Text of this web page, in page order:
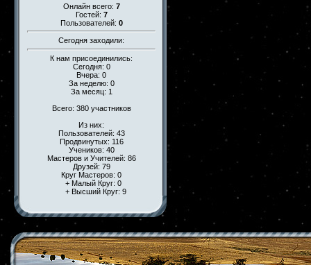
Онлайн всего: 7
Гостей: 7
Пользователей: 0
Сегодня заходили:
К нам присоединились:
Сегодня: 0
Вчера: 0
За неделю: 0
За месяц: 1
Всего: 380 участников
Из них:
Пользователей: 43
Продвинутых: 116
Учеников: 40
Мастеров и Учителей: 86
Друзей: 79
Круг Мастеров: 0
+ Малый Круг: 0
+ Высший Круг: 9